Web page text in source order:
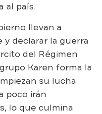
al país.
llevan a
y declarar la guerra
del Régimen
Karen forma la
su lucha
poco irán
lo que culmina